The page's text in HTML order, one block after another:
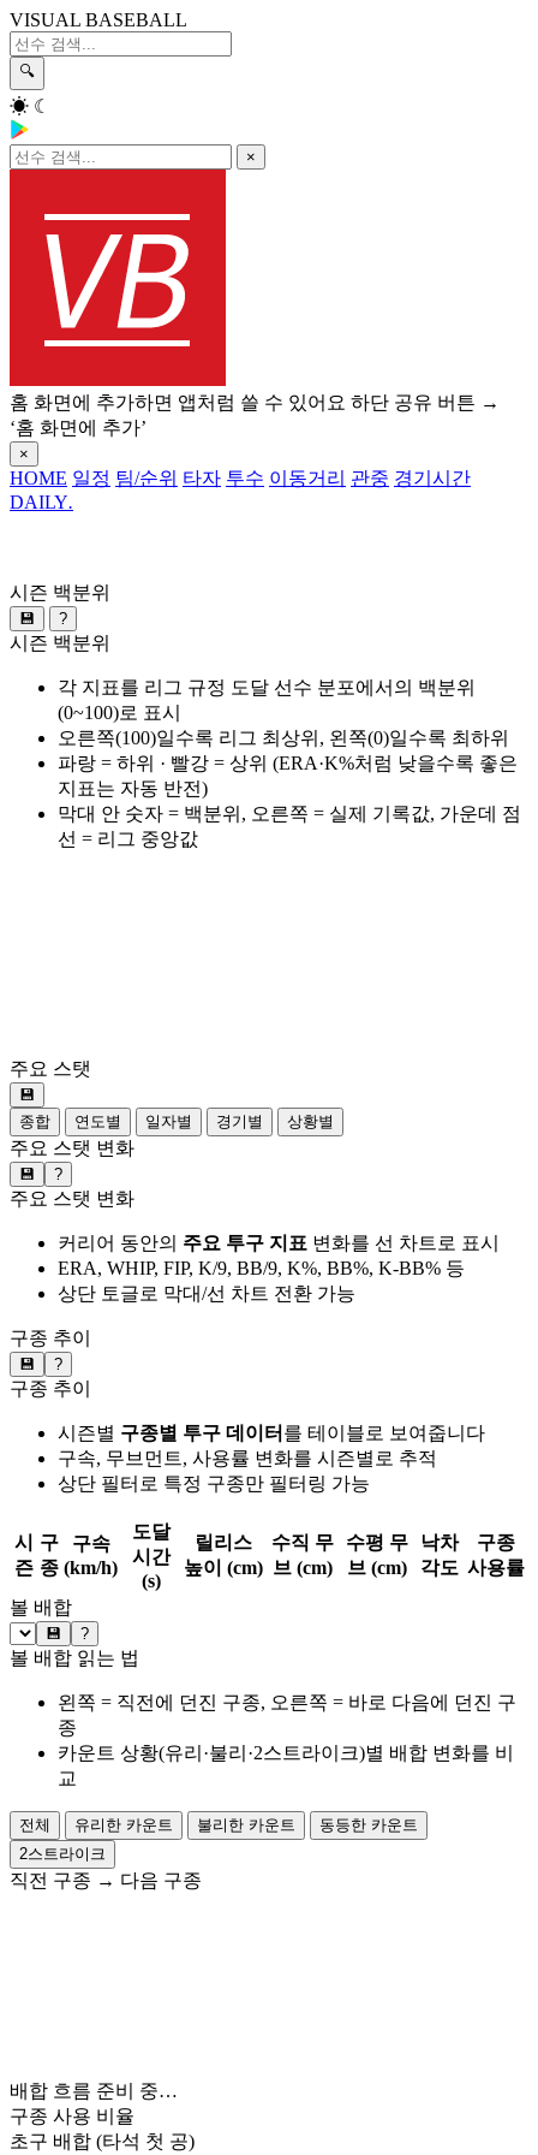
VISUAL BASEBALL
🔍
☀ ☾
×
홈 화면에 추가하면 앱처럼 쓸 수 있어요 하단 공유 버튼 →
‘홈 화면에 추가’
×
HOME 일정 팀/순위 타자 투수 이동거리 관중 경기시간
DAILY.
시즌 백분위
💾 ?
시즌 백분위
각 지표를 리그 규정 도달 선수 분포에서의 백분위
(0~100)로 표시
오른쪽(100)일수록 리그 최상위, 왼쪽(0)일수록 최하위
파랑 = 하위 · 빨강 = 상위 (ERA·K%처럼 낮을수록 좋은
지표는 자동 반전)
막대 안 숫자 = 백분위, 오른쪽 = 실제 기록값, 가운데 점
선 = 리그 중앙값
주요 스탯
💾
종합
연도별 일자별 경기별 상황별
주요 스탯 변화
💾 ?
주요 스탯 변화
커리어 동안의 주요 투구 지표 변화를 선 차트로 표시
ERA, WHIP, FIP, K/9, BB/9, K%, BB%, K-BB% 등
상단 토글로 막대/선 차트 전환 가능
구종 추이
💾 ?
구종 추이
시즌별 구종별 투구 데이터 를 테이블로 보여줍니다
구속, 무브먼트, 사용률 변화를 시즌별로 추적
상단 필터로 특정 구종만 필터링 가능
시
즌
구
종
구속
(km/h)
도달
시간
(s)
릴리스
높이 (cm)
수직 무
브 (cm)
수평 무
브 (cm)
낙차
각도
구종
사용률
볼 배합
💾 ?
볼 배합 읽는 법
왼쪽 = 직전에 던진 구종, 오른쪽 = 바로 다음에 던진 구
종
카운트 상황(유리·불리·2스트라이크)별 배합 변화를 비
교
전체 유리한 카운트 불리한 카운트
동등한 카운트
2스트라이크
직전 구종 → 다음 구종
배합 흐름 준비 중…
구종 사용 비율
초구 배합 (타석 첫 공)